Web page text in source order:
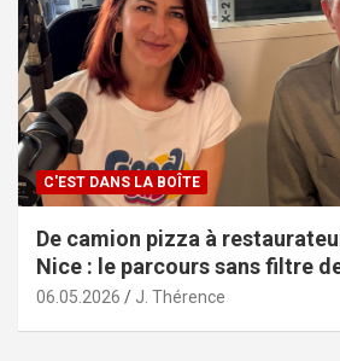
C'EST DANS LA BOÎTE
De camion pizza à
Nice : le parcours sans filtre
06.05.2026 J. Thérence